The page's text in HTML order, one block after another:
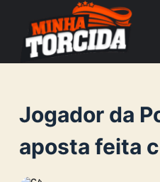
o
o
Jogador da
aposta feita